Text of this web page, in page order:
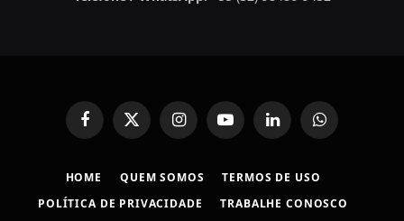
FacebookX
(Twitter)
InstagramYouTubeLinkedInWhatsApp
HOME QUEM SOMOS
TERMOS DE USO
POLÍTICA DE PRIVACIDADE
TRABALHE CONOSCO